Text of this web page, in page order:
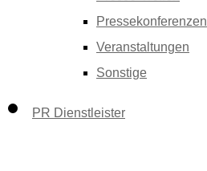
Pressekonferenzen
Veranstaltungen
Sonstige
PR Dienstleister